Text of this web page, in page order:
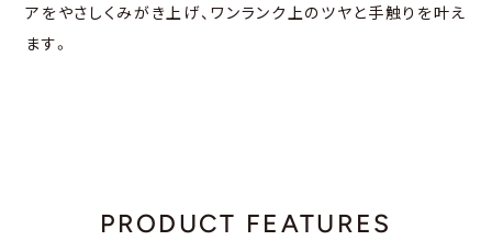
アをやさしくみがき上げ、ワンランク上のツヤと手触りを叶え
ます。
PRODUCT FEATURES